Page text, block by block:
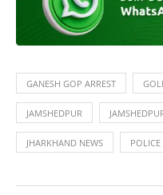
GANESH GOP ARREST
JAMSHEDPUR
JHARKHAND NEWS POLICE